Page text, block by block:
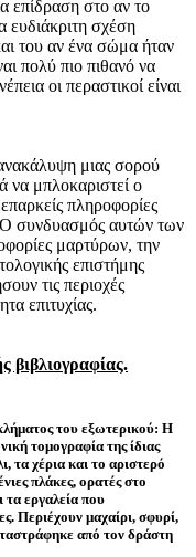
επίδραση στο αν το
σχέση
του αν ένα σώμα ήταν
πολύ πιο πιθανό να
οι περαστικοί είναι
μιας σορού
να μπλοκαριστεί ο
πληροφορίες
Ο συνδυασμός αυτών των
μαρτύρων, την
επιστήμης
τις περιοχές
επιτυχίας.
βιβλιογραφίας.
του εξωτερικού: Η
τομογραφία της ίδιας
τα χέρια και το αριστερό
πλάκες, ορατές στο
τα εργαλεία που
Περιέχουν μαχαίρι, σφυρί,
από τον δράστη